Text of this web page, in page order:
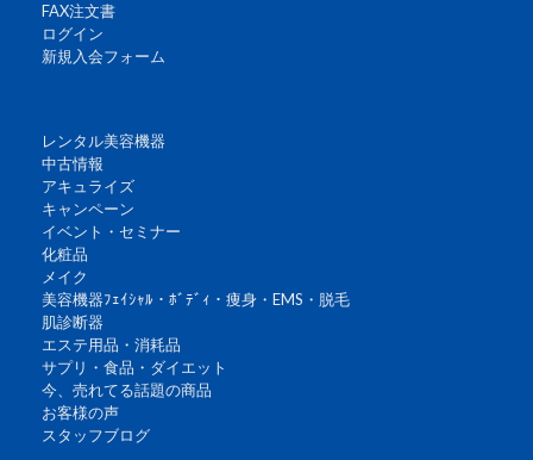
FAX注文書
ログイン
新規入会フォーム
レンタル美容機器
中古情報
アキュライズ
キャンペーン
イベント・セミナー
化粧品
メイク
美容機器ﾌｪｲｼｬﾙ・ﾎﾞﾃﾞｨ・痩身・EMS・脱毛
肌診断器
エステ用品・消耗品
サプリ・食品・ダイエット
今、売れてる話題の商品
お客様の声
スタッフブログ